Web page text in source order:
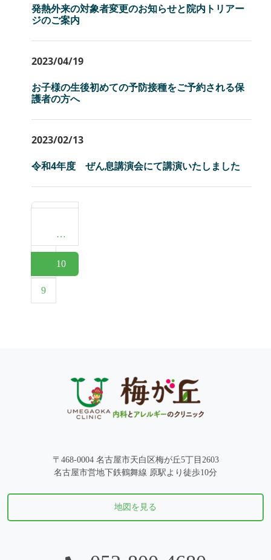
発熱外来の対象者変更のお知らせと院内トリアー
ジのご案内
2023/04/19
お子様の生後初めての予防接種をご予約される保
護者の方へ
2023/02/13
令和4年度 ぜん息講演会にて講演いたしました
…
9
10
〒468-0004 名古屋市天白区梅が丘5丁目2603
名古屋市営地下鉄鶴舞線 原駅より徒歩10分
地図を見る